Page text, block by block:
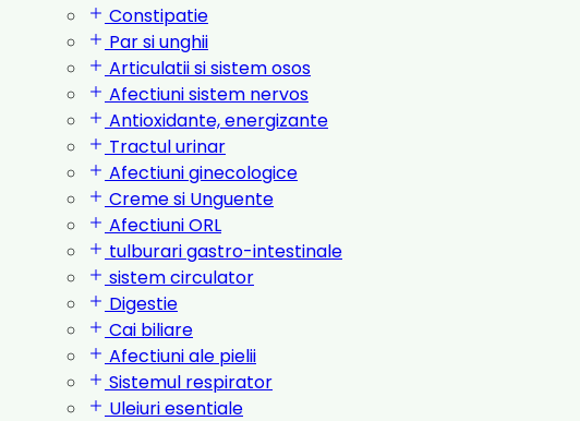
Constipatie
Par si unghii
Articulatii si sistem osos
Afectiuni sistem nervos
Antioxidante, energizante
Tractul urinar
Afectiuni ginecologice
Creme si Unguente
Afectiuni ORL
tulburari gastro-intestinale
sistem circulator
Digestie
Cai biliare
Afectiuni ale pielii
Sistemul respirator
Uleiuri esentiale